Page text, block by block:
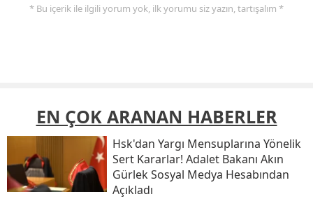
* Bu içerik ile ilgili yorum yok, ilk yorumu siz yazın, tartışalım *
EN ÇOK ARANAN HABERLER
Hsk'dan Yargı Mensuplarına Yönelik
Sert Kararlar! Adalet Bakanı Akın
Gürlek Sosyal Medya Hesabından
Açıkladı